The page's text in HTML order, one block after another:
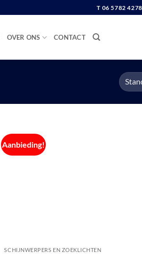
T 06 5782
OVER ONS CONTACT
Aanbieding!
SCHIJNWERPERS EN ZOEKLICHTEN